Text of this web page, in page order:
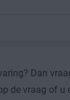
Dan
de vraag of u